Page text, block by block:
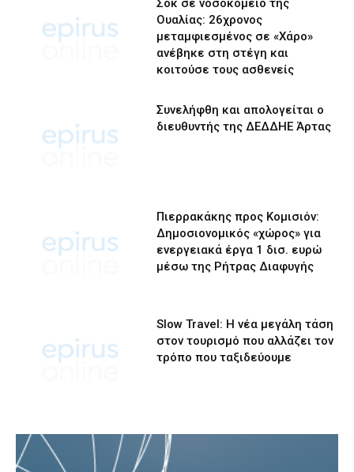
Ουαλίας: 26χρονος
μεταμφιεσμένος σε «Χάρο»
ανέβηκε στη στέγη και
κοιτούσε τους ασθενείς
Συνελήφθη και απολογείται ο
διευθυντής της ΔΕΔΔΗΕ Άρτας
Πιερρακάκης προς Κομισιόν:
Δημοσιονομικός «χώρος» για
ενεργειακά έργα 1 δισ. ευρώ
μέσω της Ρήτρας Διαφυγής
Slow Travel: Η νέα μεγάλη τάση
στον τουρισμό που αλλάζει τον
τρόπο που ταξιδεύουμε